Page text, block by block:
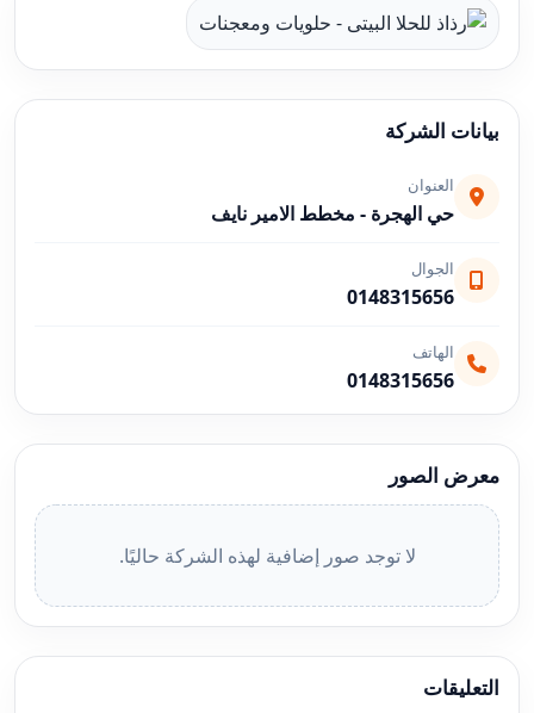
بيانات الشركة
العنوان
حي الهجرة - مخطط الامير نايف
الجوال
0148315656
الهاتف
0148315656
معرض الصور
لا توجد صور إضافية لهذه الشركة حاليًا.
التعليقات